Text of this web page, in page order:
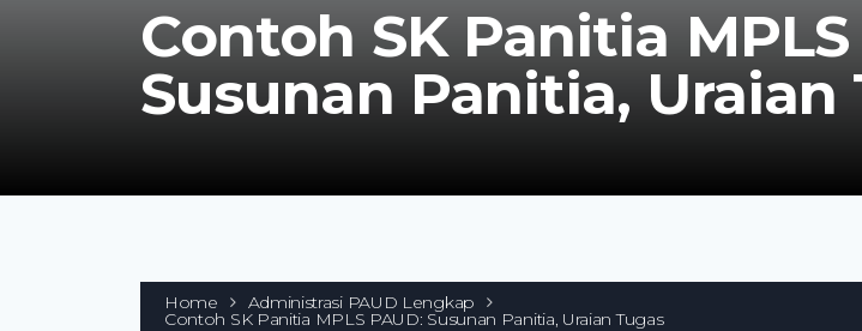
Contoh SK Panitia MPLS
Susunan Panitia, Uraian
Home Administrasi PAUD Lengkap
Contoh SK Panitia MPLS PAUD: Susunan Panitia, Uraian Tugas